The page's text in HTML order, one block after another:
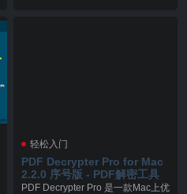
轻松入门
PDF Decrypter Pro for Mac
2.2.0 序号版 - PDF解密工具
PDF Decrypter Pro 是一款Mac上优